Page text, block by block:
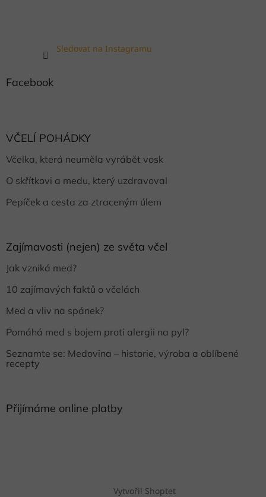
Sledovat na Instagramu
Facebook
VČELÍ POHÁDKY
Včelka, která neuměla vyrábět vosk
O skřítkovi a medu, který uzdravoval
Pepíček a cesta za ztraceným úlem
Zajímavosti (nejen) ze světa včel
Jak vzniká med?
10 zajímavých faktů o včelách
Med a vliv na spánek?
Pomáhá med s bojem proti alergii na pyl?
Seznamte se: Medovina – historie, výroba a oblíbené
recepty
Přijímáme online platby
Vytvořil Shoptet